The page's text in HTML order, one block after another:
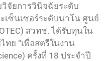
จัยการวินิจฉัยระดับ
เซ็นเซอร์ระดับนาโน ศูนย์
สวทช. ได้รับทุนใน
ทย “เพื่อสตรีในงาน
ครั้งที่ 18 ประจำปี